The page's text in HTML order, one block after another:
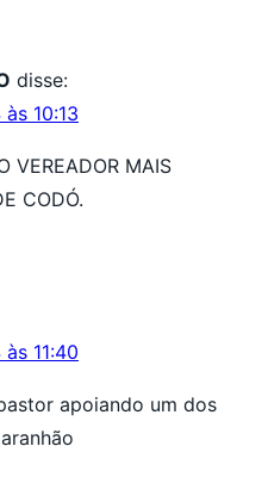
disse:
10:13
VEREADOR MAIS
CODÓ.
11:40
apoiando um dos